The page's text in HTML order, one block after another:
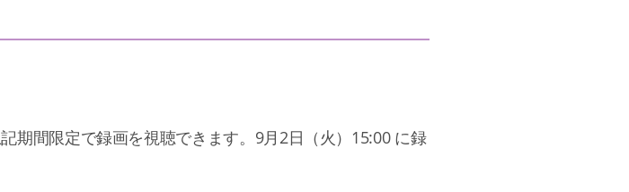
期間限定で録画を視聴できます。9月2日（火）15:00 に録